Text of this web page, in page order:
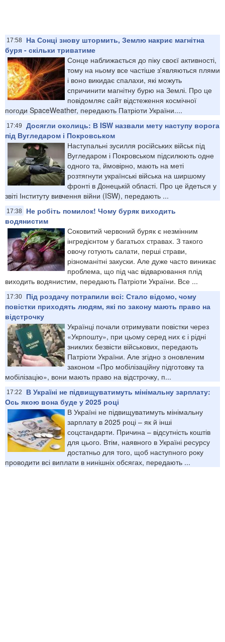
17:58
На Сонці знову штормить, Землю накриє магнітна
буря - скільки триватиме
Сонце наближається до піку своєї активності,
тому на ньому все частіше з'являються плями
і воно викидає спалахи, які можуть
спричинити магнітну бурю на Землі. Про це
повідомляє сайт відстеження космічної
погоди SpaceWeather, передають Патріоти України....
17:49
Досягли околиць: В ISW назвали мету наступу ворога
під Вугледаром і Покровськом
Наступальні зусилля російських військ під
Вугледаром і Покровськом підсилюють одне
одного та, ймовірно, мають на меті
розтягнути українські війська на ширшому
фронті в Донецькій області. Про це йдеться у
звіті Інституту вивчення війни (ISW), передають ...
17:38
Не робіть помилок! Чому буряк виходить
водянистим
Соковитий червоний буряк є незмінним
інгредієнтом у багатьох стравах. З такого
овочу готують салати, перші страви,
різноманітні закуски. Але дуже часто виникає
проблема, що під час відварювання плід
виходить водянистим, передають Патріоти України. Все ...
17:30
Під роздачу потрапили всі: Стало відомо, чому
повістки приходять людям, які по закону мають право на
відстрочку
Українці почали отримувати повістки через
«Укрпошту», при цьому серед них є і рідні
зниклих безвісти військових, передають
Патріоти України. Але згідно з оновленим
законом «Про мобілізаційну підготовку та
мобілізацію», вони мають право на відстрочку, п...
17:22
В Україні не підвищуватимуть мінімальну зарплату:
Ось якою вона буде у 2025 році
В Україні не підвищуватимуть мінімальну
зарплату в 2025 році – як й інші
соцстандарти. Причина – відсутність коштів
для цього. Втім, наявного в Україні ресурсу
достатньо для того, щоб наступного року
проводити всі виплати в нинішніх обсягах, передають ...